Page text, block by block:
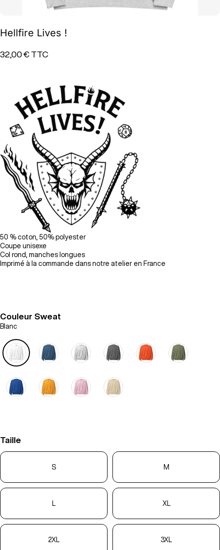
Hellfire Lives !
32,00 € TTC
50 % coton, 50% polyester
Coupe unisexe
Col rond, manches longues
Imprimé à la commande dans notre atelier en France
Couleur Sweat
Blanc
Taille
S M
XL
2XL 3XL